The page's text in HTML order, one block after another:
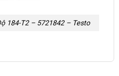
184-T2 – 5721842 – Testo